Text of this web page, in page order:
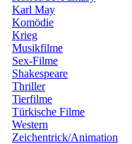
Karl May
Komödie
Krieg
Musikfilme
Sex-Filme
Shakespeare
Thriller
Tierfilme
Türkische Filme
Western
Zeichentrick/Animation